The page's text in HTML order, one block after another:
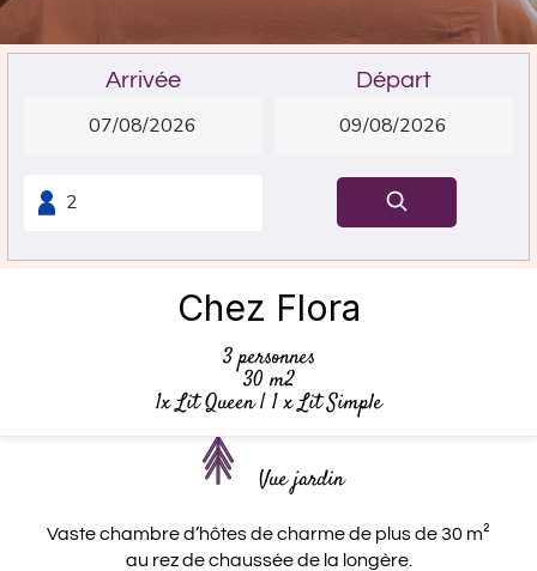
Arrivée Départ
Chez Flora
3 personnes
30 m2
1x Lit Queen|1 x Lit Simple
Vue jardin
Vaste chambre d’hôtes de charme de plus de 30 m²
au rez de chaussée de la longère.